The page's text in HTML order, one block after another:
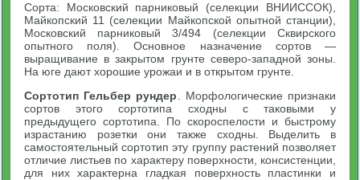
Сорта: Московский парниковый (селекции ВНИИССОК),
Майкопский 11 (селекции Майкопской опытной станции),
Московский парниковый 3/494 (селекции Сквирского
опытного поля). Основное назначение сортов —
выращивание в закрытом грунте северо-западной зоны.
На юге дают хорошие урожаи и в открытом грунте.
Сортотип Гельбер рундер . Морфологические признаки
сортов этого сортотипа сходны с таковыми у
предыдущего сортотипа. По скороспелости и быстрому
израстанию розетки они также сходны. Выделить в
самостоятельный сортотип эту группу растений позволяет
отличие листьев по характеру поверхности, консистенции,
для них характерна гладкая поверхность пластинки и